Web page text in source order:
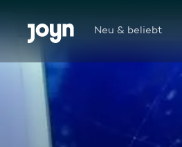
Zum Inhalt springen
Barrierefrei Neu & beliebt